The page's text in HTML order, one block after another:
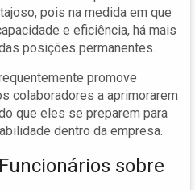
pois na medida em que
e eficiência, há mais
posições permanentes.
promove
colaboradores a aprimorarem
que eles se preparem para
dentro da empresa.
sobre